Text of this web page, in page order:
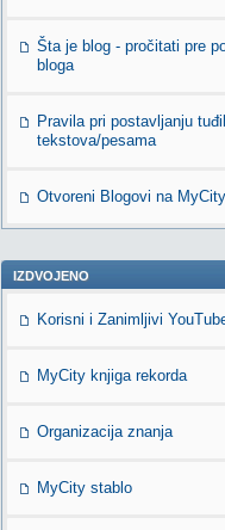
Šta je blog - pročitati pre
bloga
Pravila pri postavljanju
tekstova/pesama
Otvoreni Blogovi na
IZDVOJENO
Korisni i Zanimljivi
MyCity knjiga rekorda
Organizacija znanja
MyCity stablo